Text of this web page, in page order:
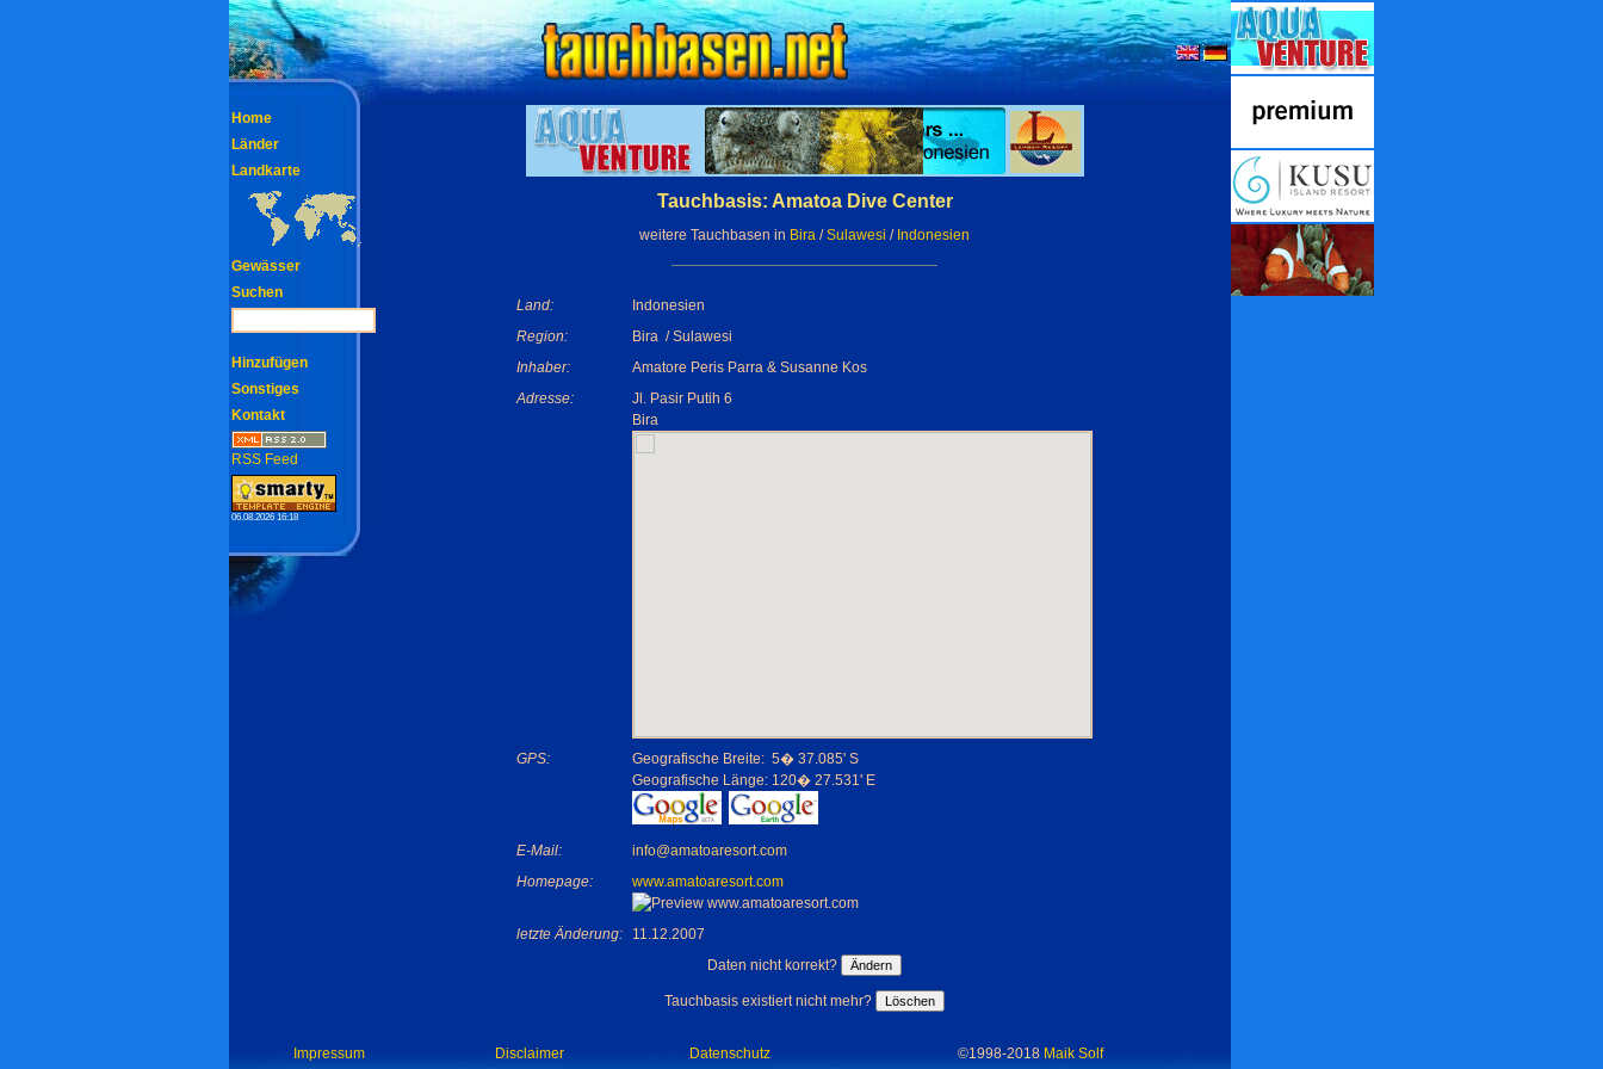
Tauchbasis: Amatoa Dive Center
weitere Tauchbasen in Bira /Sulawesi / Indonesien
Land:
Indonesien
Region:
Bira / Sulawesi
Inhaber:
Amatore Peris Parra & Susanne Kos
Adresse:
Jl. Pasir Putih 6
Bira
GPS:
Geografische Breite:
Geografische Länge:
5� 37.085' S
120� 27.531' E
E-Mail:
info@amatoaresort.com
Homepage:
www.amatoaresort.com
letzte Änderung:
11.12.2007
Daten nicht korrekt?
Tauchbasis existiert nicht mehr?
Home
Länder
Landkarte
Gewässer
Suchen
Hinzufügen
Sonstiges
Kontakt
RSS Feed
06.08.2026 16:18
Impressum Disclaimer Datenschutz ©1998-2018 Maik Solf